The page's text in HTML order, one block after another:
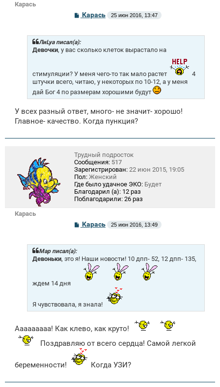
Карась
С
б
щ
е
Карась 25 июн 2016, 13:47
ЛиLya писал(а):
Девочки, у вас сколько клеток вырастало на
стимуляции? У меня чего-то так мало растет
4
штучки всего, читаю, у некоторых по 10-12, а у меня
дай Бог 4 по размерам хорошими будут
У всех разный ответ, много- не значит- хорошо!
Главное- качество. Когда пункция?
Карась
Трудный подросток
Сообщения: 517
Зарегистрирован: 22 июн 2015, 19:05
Пол: Женский
Где было удачное ЭКО: Будет
Благодарил (а): 12 раз
Поблагодарили: 26 раз
С
о
б
е
Карась 25 июн 2016, 13:49
Mар писал(а):
Девоньки, это я! Наши новости! 10 дпп- 52, 12 дпп- 135,
ждем 14 дня
Я чувствовала, я знала!
Ааааааааа! Как клево, как круто!
Поздравляю от всего сердца! Самой легкой
беременности! Когда УЗИ?